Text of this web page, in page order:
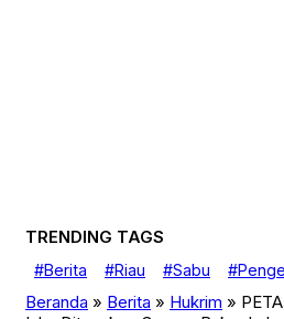
Olahraga
Otomotif dan Tekno
Pariwisata
Pendidikan
TRENDING TAGS
#Berita #Riau #Sabu
Beranda » Berita » Hukrim »